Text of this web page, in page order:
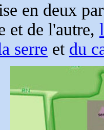
en deux
et de l'autre,
serre et du